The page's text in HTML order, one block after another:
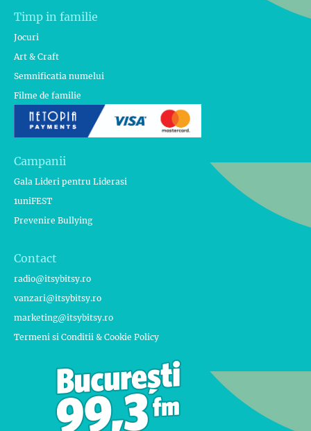
Timp in familie
Jocuri
Art & Craft
Semnificatia numelui
Filme de familie
Campanii
Gala Lideri pentru Liderasi
1uniFEST
Prevenire Bullying
Contact
radio@itsybitsy.ro
vanzari@itsybitsy.ro
marketing@itsybitsy.ro
Termeni si Conditii & Cookie Policy